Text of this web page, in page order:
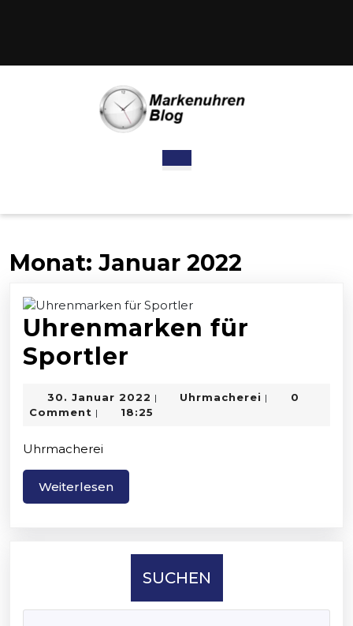
Monat: Januar 2022
Uhrenmarken für
Sportler
Sportler
30. Januar 2022 30.
Januar
| Uhrmacherei Uhrmacherei
|
0
Comment | 18:25
Uhrmacherei
WeiterlesenWeiterlesen
SUCHEN